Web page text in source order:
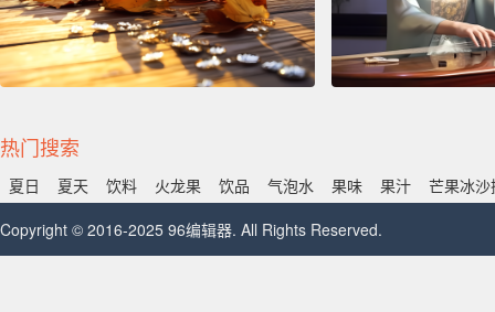
热门搜索
夏日 夏天 饮料 火龙果 饮品 气泡水 果味 果汁
芒果冰
Copyright © 2016-2025 96编辑器. All Rights Reserved.